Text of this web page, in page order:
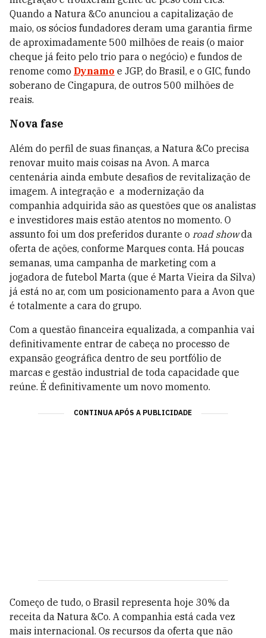
Quando a Natura &Co anunciou a capitalização de
maio, os sócios fundadores deram uma garantia firme
de aproximadamente 500 milhões de reais (o maior
cheque já feito pelo trio para o negócio) e fundos de
renome como Dynamo e JGP, do Brasil, e o GIC, fundo
soberano de Cingapura, de outros 500 milhões de
reais.
Nova fase
Além do perfil de suas finanças, a Natura &Co precisa
renovar muito mais coisas na Avon. A marca
centenária ainda embute desafios de revitalização de
imagem. A integração e a modernização da
companhia adquirida são as questões que os analistas
e investidores mais estão atentos no momento. O
assunto foi um dos preferidos durante o road showda
oferta de ações, conforme Marques conta. Há poucas
semanas, uma campanha de marketing com a
jogadora de futebol Marta (que é Marta Vieira da Silva)
já está no ar, com um posicionamento para a Avon que
é totalmente a cara do grupo.
Com a questão financeira equalizada, a companhia vai
definitivamente entrar de cabeça no processo de
expansão geográfica dentro de seu portfólio de
marcas e gestão industrial de toda capacidade que
reúne. É definitivamente um novo momento.
CONTINUA APÓS A PUBLICIDADE
Começo de tudo, o Brasil representa hoje 30% da
receita da Natura &Co. A companhia está cada vez
mais internacional. Os recursos da oferta que não